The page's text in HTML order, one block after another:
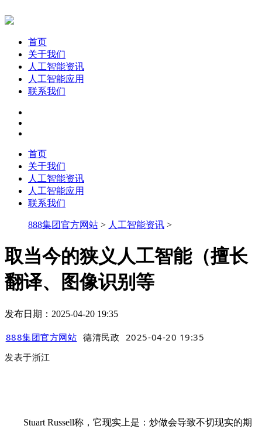
首页
关于我们
人工智能资讯
人工智能应用
联系我们
首页
关于我们
人工智能资讯
人工智能应用
联系我们
888集团官方网站 > 人工智能资讯 >
取当今的狭义人工智能（擅长
翻译、图像识别等
发布日期：2025-04-20 19:35
888集团官方网站 德清民政 2025-04-20 19:35
发表于浙江
Stuart Russell称，它现实上是：炒做会导致不切现实的期